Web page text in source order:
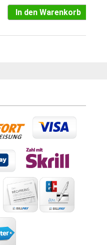
In den Warenkorb